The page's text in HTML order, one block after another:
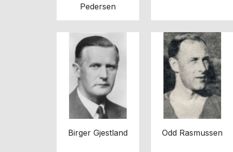
Pedersen
Birger Gjestland Odd Rasmussen